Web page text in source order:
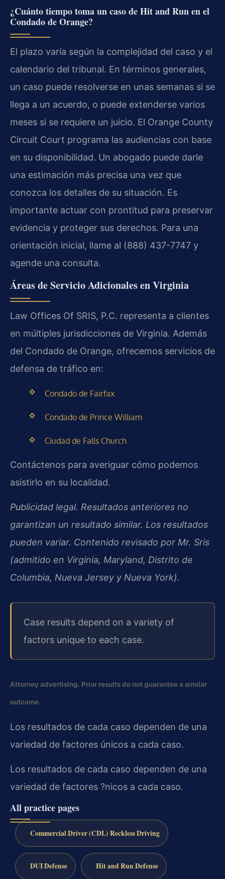
¿Cuánto tiempo toma un caso de Hit and Run en el
Condado de Orange?
El plazo varía según la complejidad del caso y el
calendario del tribunal. En términos generales,
un caso puede resolverse en unas semanas si se
llega a un acuerdo, o puede extenderse varios
meses si se requiere un juicio. El Orange County
Circuit Court programa las audiencias con base
en su disponibilidad. Un abogado puede darle
una estimación más precisa una vez que
conozca los detalles de su situación. Es
importante actuar con prontitud para preservar
evidencia y proteger sus derechos. Para una
orientación inicial, llame al (888) 437-7747 y
agende una consulta.
Áreas de Servicio Adicionales en Virginia
Law Offices Of SRIS, P.C. representa a clientes
en múltiples jurisdicciones de Virginia. Además
del Condado de Orange, ofrecemos servicios de
defensa de tráfico en:
Condado de Fairfax
Condado de Prince William
Ciudad de Falls Church
Contáctenos para averiguar cómo podemos
asistirlo en su localidad.
Publicidad legal. Resultados anteriores no
garantizan un resultado similar. Los resultados
pueden variar. Contenido revisado por Mr. Sris
(admitido en Virginia, Maryland, Distrito de
Columbia, Nueva Jersey y Nueva York).
Case results depend on a variety of
factors unique to each case.
Attorney advertising. Prior results do not guarantee a similar
outcome.
Los resultados de cada caso dependen de una
variedad de factores únicos a cada caso.
Los resultados de cada caso dependen de una
variedad de factores ?nicos a cada caso.
All practice pages
Commercial Driver (CDL) Reckless Driving
DUI Defense Hit and Run Defense